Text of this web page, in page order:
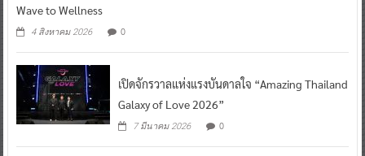
Wave to Wellness
4 สิงหาคม 2026 0
เปิดจักรวาลแห่งแรงบันดาลใจ “Amazing Thailand
Galaxy of Love 2026”
7 มีนาคม 2026 0